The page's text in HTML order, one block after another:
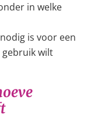
in welke
is voor een
gebruik wilt